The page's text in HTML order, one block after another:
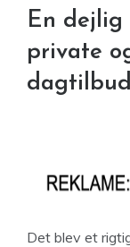
En dejlig
private
dagtilbud
Det blev et